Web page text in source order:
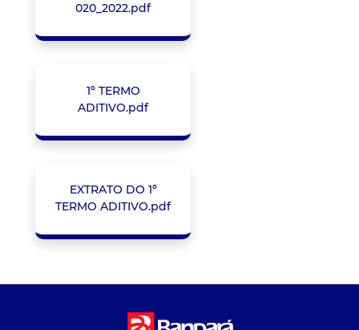
020_2022.pdf
1º TERMO
ADITIVO.pdf
EXTRATO DO 1º
TERMO ADITIVO.pdf